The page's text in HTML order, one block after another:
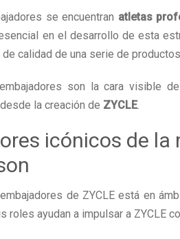
se encuentran atletas
en el desarrollo de esta
calidad de una serie de
son la cara visible
la creación de ZYCLE.
icónicos de la
de ZYCLE está en
roles ayudan a impulsar a ZYCLE